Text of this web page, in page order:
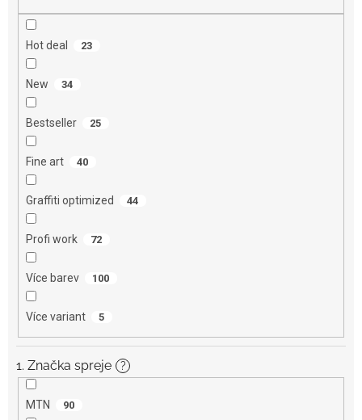
Hot deal 23
New 34
Bestseller 25
Fine art 40
Graffiti optimized 44
Profi work 72
Více barev 100
Více variant 5
1. Značka spreje ?
MTN 90